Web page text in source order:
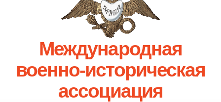
Международная
военно-историческая
ассоциация